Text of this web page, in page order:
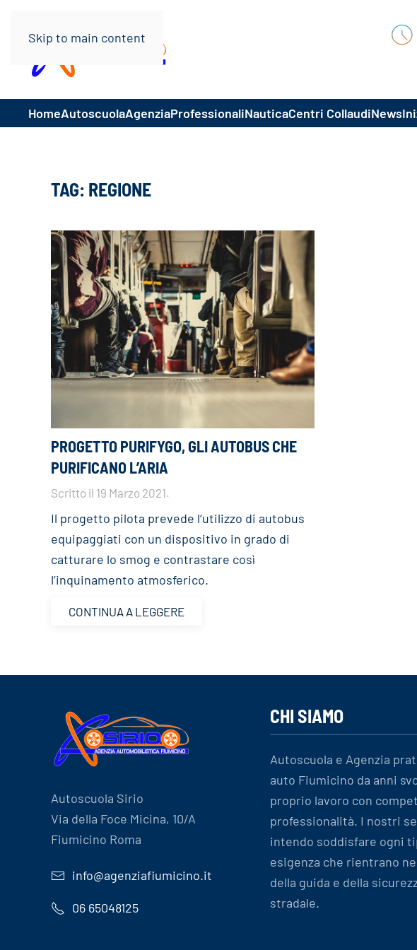
Skip to main content
HomeAutoscuolaAgenziaProfessionaliNauticaCentri CollaudiNews
TAG: REGIONE
PROGETTO PURIFYGO, GLI AUTOBUS CHE
PURIFICANO L’ARIA
Scritto il 19 Marzo 2021.
Il progetto pilota prevede l‘utilizzo di autobus
equipaggiati con un dispositivo in grado di
catturare lo smog e contrastare così
l’inquinamento atmosferico.
CONTINUA A LEGGERE
Autoscuola Sirio
Via della Foce Micina, 10/A
Fiumicino Roma
info@agenziafiumicino.it
06 65048125
CHI SIAMO
Autoscuola e Agenzia
auto Fiumicino da anni
proprio lavoro con
professionalità. I nostri
intendo soddisfare ogni
esigenza che rientrano
della guida e della
stradale.